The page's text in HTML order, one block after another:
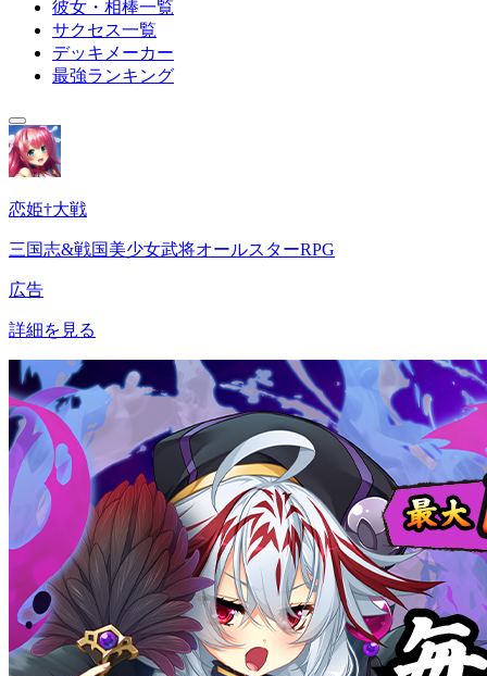
彼女・相棒一覧
サクセス一覧
デッキメーカー
最強ランキング
恋姫†大戦
三国志&戦国美少女武将オールスターRPG
広告
詳細を見る